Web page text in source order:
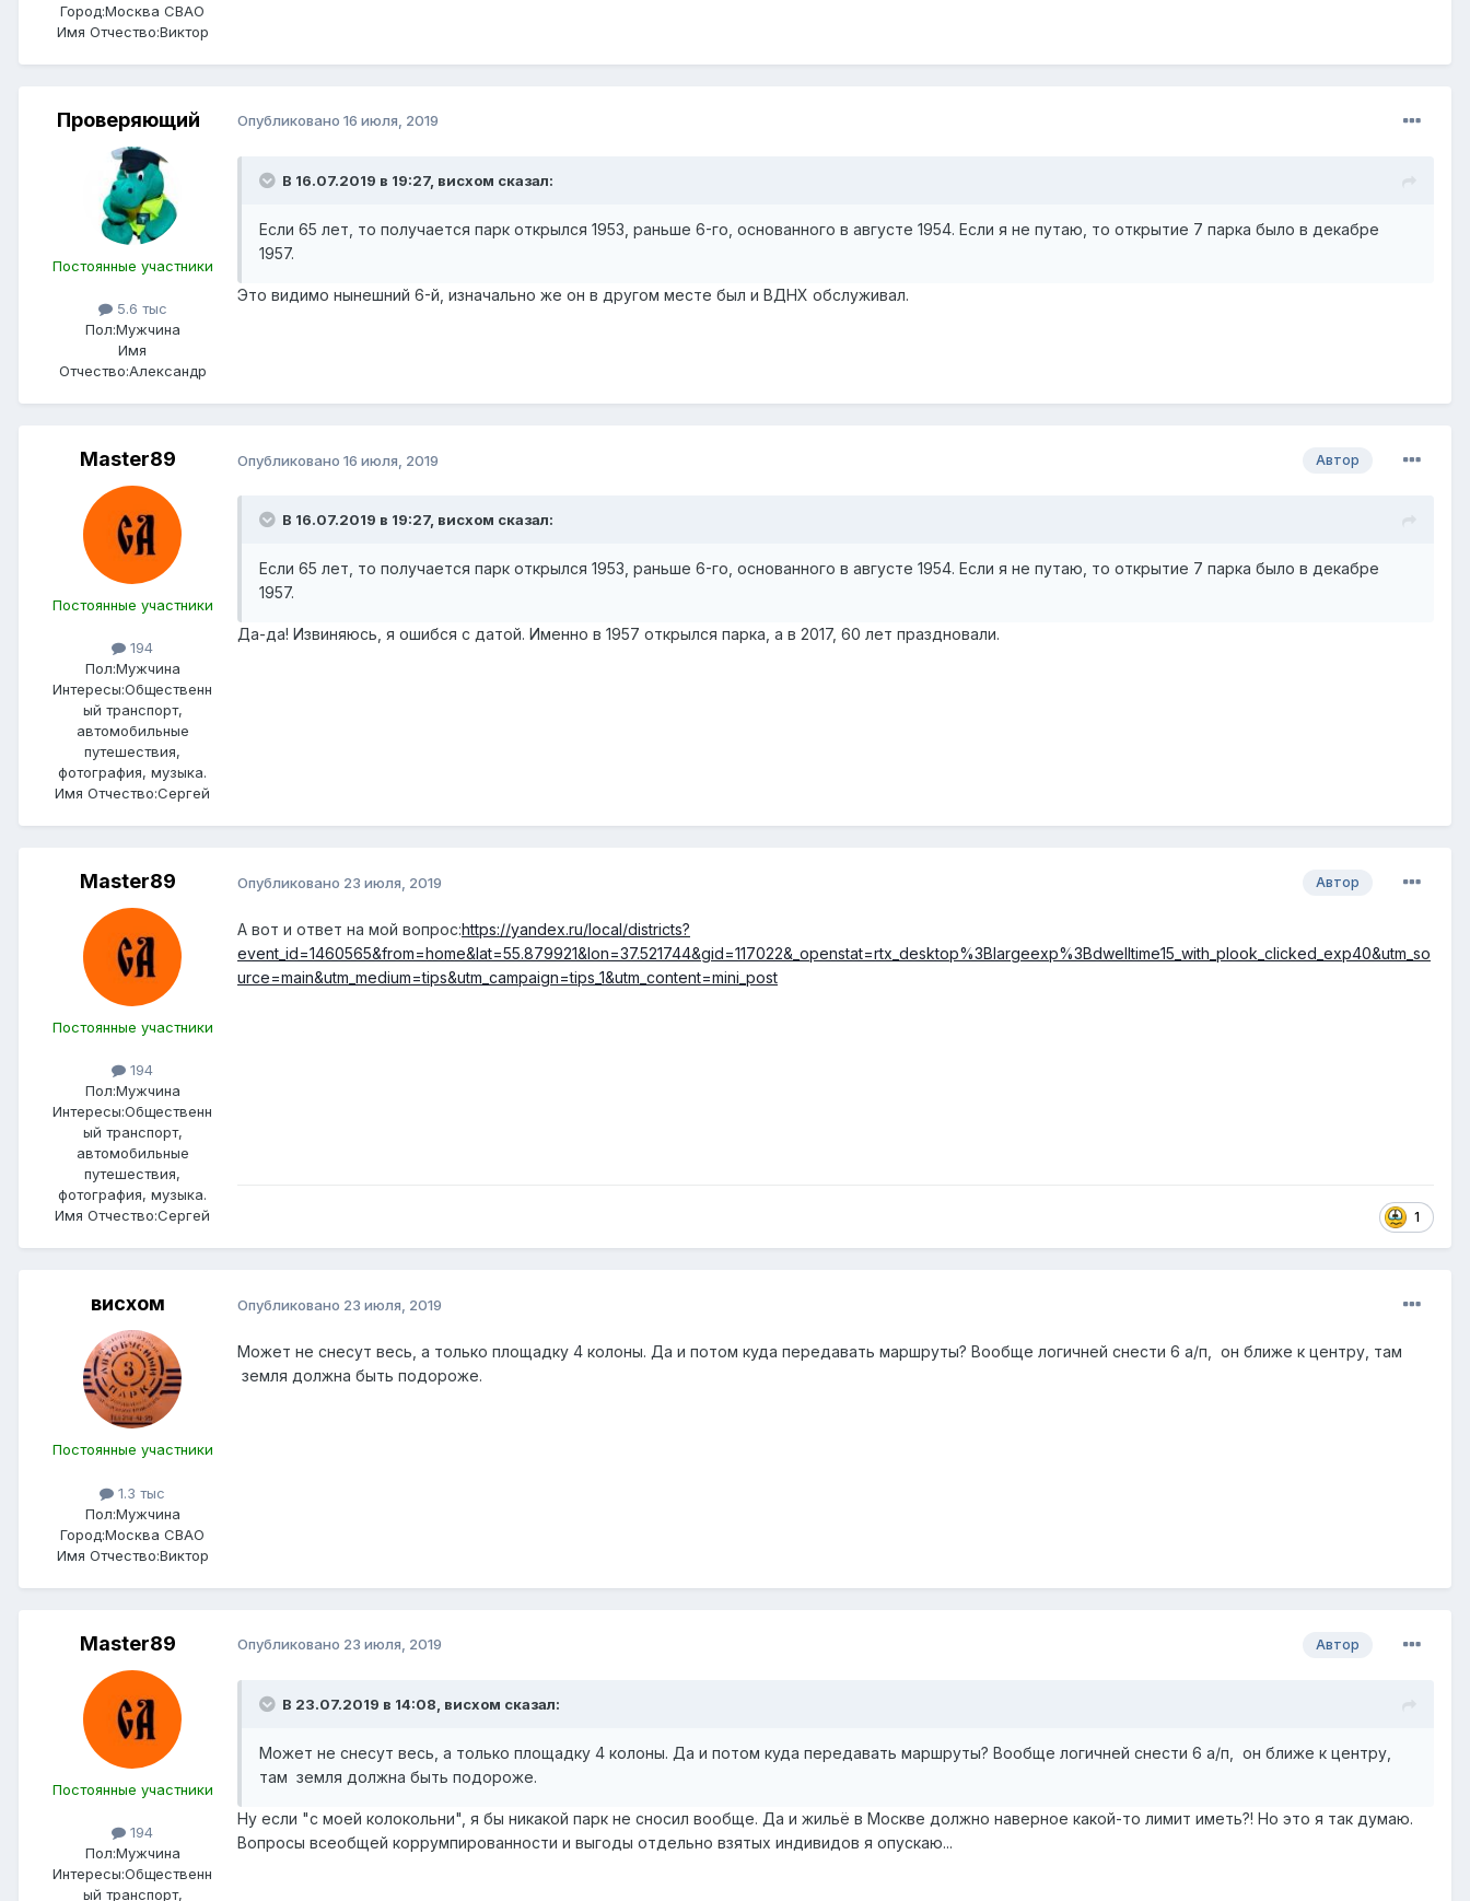
Город:Москва СВАО
Имя Отчество:Виктор
Проверяющий
Постоянные участники
5.6 тыс
Пол:Мужчина
Имя
Отчество:Александр
Опубликовано 16 июля, 2019
В 16.07.2019 в 19:27, висхом сказал:
Если 65 лет, то получается парк открылся 1953, раньше 6-го, основанного в августе 1954. Если я не путаю, то открытие 7 парка было в декабре
1957.
Это видимо нынешний 6-й, изначально же он в другом месте был и ВДНХ обслуживал.
Master89
Постоянные участники
194
Пол:Мужчина
Интересы:Общественн
ый транспорт,
автомобильные
путешествия,
фотография, музыка.
Имя Отчество:Сергей
Автор
Опубликовано 16 июля, 2019
В 16.07.2019 в 19:27, висхом сказал:
Если 65 лет, то получается парк открылся 1953, раньше 6-го, основанного в августе 1954. Если я не путаю, то открытие 7 парка было в декабре
1957.
Да-да! Извиняюсь, я ошибся с датой. Именно в 1957 открылся парка, а в 2017, 60 лет праздновали.
Master89
Постоянные участники
194
Пол:Мужчина
Интересы:Общественн
ый транспорт,
автомобильные
путешествия,
фотография, музыка.
Имя Отчество:Сергей
Автор
Опубликовано 23 июля, 2019
А вот и ответ на мой вопрос:https://yandex.ru/local/districts?
event_id=1460565&from=home&lat=55.879921&lon=37.521744&gid=117022&_openstat=rtx_desktop%3Blargeexp%3Bdwelltime15_with_plook_clicked_exp40&utm_so
urce=main&utm_medium=tips&utm_campaign=tips_1&utm_content=mini_post
1
висхом
Постоянные участники
1.3 тыс
Пол:Мужчина
Город:Москва СВАО
Имя Отчество:Виктор
Опубликовано 23 июля, 2019
Может не снесут весь, а только площадку 4 колоны. Да и потом куда передавать маршруты? Вообще логичней снести 6 а/п, он ближе к центру, там
земля должна быть подороже.
Master89
Постоянные участники
194
Пол:Мужчина
Интересы:Общественн
ый транспорт,
Автор
Опубликовано 23 июля, 2019
В 23.07.2019 в 14:08, висхом сказал:
Может не снесут весь, а только площадку 4 колоны. Да и потом куда передавать маршруты? Вообще логичней снести 6 а/п, он ближе к центру,
там земля должна быть подороже.
Ну если "с моей колокольни", я бы никакой парк не сносил вообще. Да и жильё в Москве должно наверное какой-то лимит иметь?! Но это я так думаю.
Вопросы всеобщей коррумпированности и выгоды отдельно взятых индивидов я опускаю...